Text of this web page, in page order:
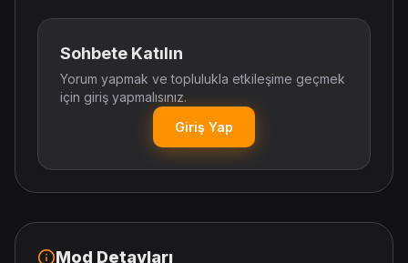
Sohbete Katılın
Yorum yapmak ve toplulukla etkileşime geçmek
için giriş yapmalısınız.
Giriş Yap
Mod Detayları